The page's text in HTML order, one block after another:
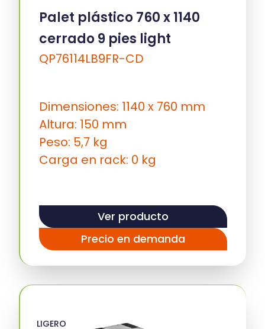
Palet plástico 760 x 1140
cerrado 9 pies light
QP76114LB9FR-CD
Dimensiones: 1140 x 760 mm
Altura: 150 mm
Peso: 5,7 kg
Carga en rack: 0 kg
Ver producto
Precio en demanda
LIGERO